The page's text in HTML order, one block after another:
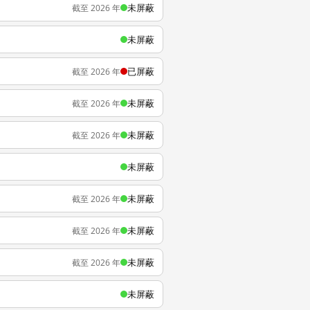
截至 2026 年 未屏蔽
未屏蔽
截至 2026 年 已屏蔽
截至 2026 年 未屏蔽
截至 2026 年 未屏蔽
未屏蔽
截至 2026 年 未屏蔽
截至 2026 年 未屏蔽
截至 2026 年 未屏蔽
未屏蔽